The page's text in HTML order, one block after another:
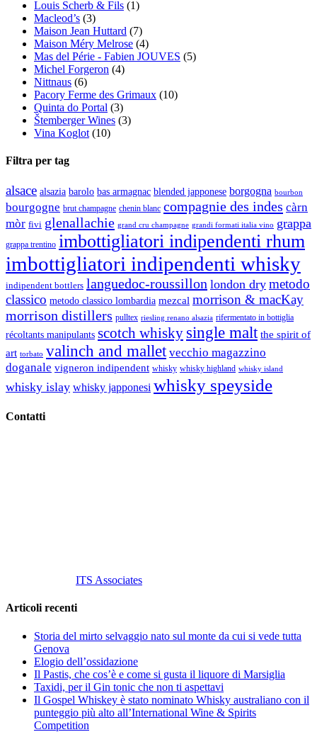
Louis Scherb & Fils (1)
Macleod’s (3)
Maison Jean Huttard (7)
Maison Méry Melrose (4)
Mas del Périe - Fabien JOUVES (5)
Michel Forgeron (4)
Nittnaus (6)
Pacory Ferme des Grimaux (10)
Quinta do Portal (3)
Štemberger Wines (3)
Vina Koglot (10)
Filtra per tag
alsace alsazia barolo bas armagnac blended japponese borgogna bourbon
bourgogne brut champagne chenin blanc compagnie des indes càrn
mòr fivi glenallachie grand cru champagne grandi formati italia vino grappa
grappa trentino imbottigliatori indipendenti rhum
imbottigliatori indipendenti whisky
indipendent bottlers languedoc-roussillon london dry metodo
classico metodo classico lombardia mezcal morrison & macKay
morrison distillers pulltex riesling renano alsazia rifermentato in bottiglia
récoltants manipulants scotch whisky single malt the spirit of
art torbato valinch and mallet vecchio magazzino
doganale vigneron indipendent whisky whisky highland whisky island
whisky islay whisky japponesi whisky speyside
Contatti
ITS Associates
Articoli recenti
Storia del mirto selvaggio nato sul monte da cui si vede tutta
Genova
Elogio dell’ossidazione
Il Pastis, che cos’è e come si gusta il liquore di Marsiglia
Taxidi, per il Gin tonic che non ti aspettavi
Il Gospel Whiskey è stato nominato Whisky australiano con il
punteggio più alto all’International Wine & Spirits
Competition